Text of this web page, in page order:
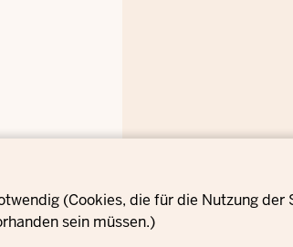
(Cookies, die für die Nutzung der
sein müssen.)